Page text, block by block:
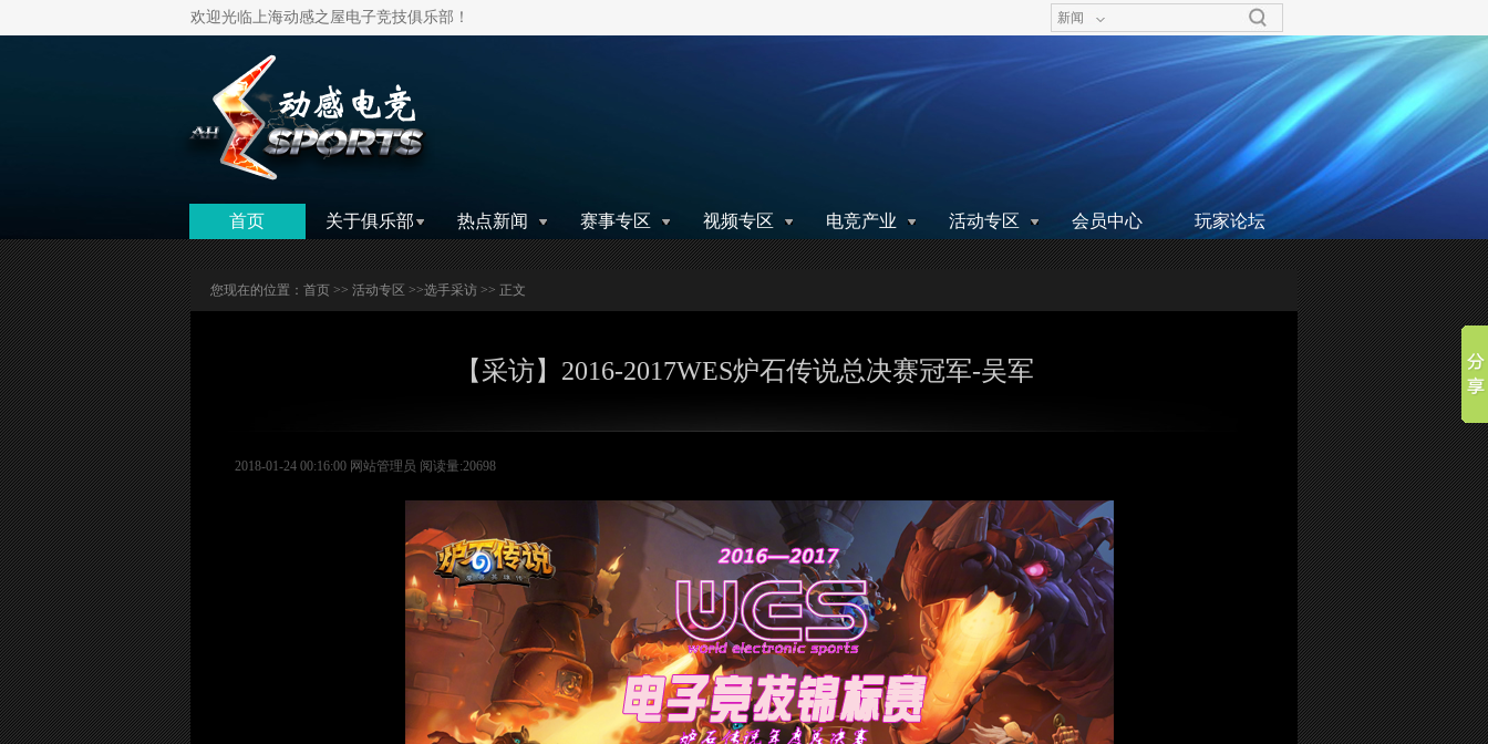
欢迎光临上海动感之屋电子竞技俱乐部！ 新闻
首页 关于俱乐部 热点新闻 赛事专区 视频专区 电竞产业 活动专区 会员中心 玩家论坛
您现在的位置： 首页 >> 活动专区 >>选手采访 >> 正文
【采访】2016-2017WES炉石传说总决赛冠军-吴军
2018-01-24 00:16:00 网站管理员 阅读量:20698